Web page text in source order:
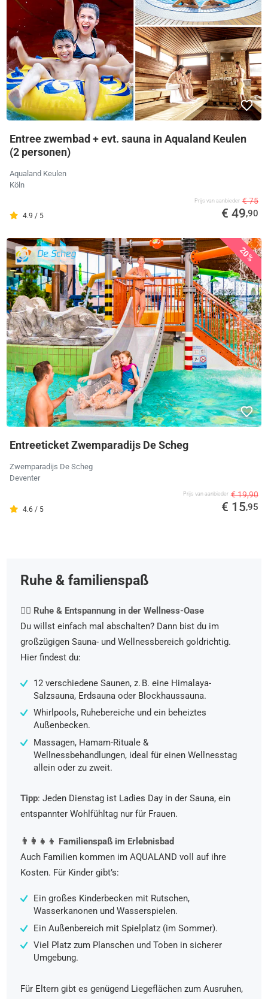
Entree zwembad + evt. sauna in Aqualand Keulen
(2 personen)
Aqualand Keulen
Köln
4.9 / 5
Prijs van aanbieder € 75
€ 49,90
20%
Entreeticket Zwemparadijs De Scheg
Zwemparadijs De Scheg
Deventer
4.6 / 5
Prijs van aanbieder € 19,90
€ 15,95
Ruhe & familienspaß
🧖‍♀️ Ruhe & Entspannung in der Wellness-Oase
Du willst einfach mal abschalten? Dann bist du im
großzügigen Sauna- und Wellnessbereich goldrichtig.
Hier findest du:
12 verschiedene Saunen, z. B. eine Himalaya-
Salzsauna, Erdsauna oder Blockhaussauna.
Whirlpools, Ruhebereiche und ein beheiztes
Außenbecken.
Massagen, Hamam-Rituale &
Wellnessbehandlungen, ideal für einen Wellnesstag
allein oder zu zweit.
Tipp: Jeden Dienstag ist Ladies Day in der Sauna, ein
entspannter Wohlfühltag nur für Frauen.
👨‍👩‍👧‍👦 Familienspaß im Erlebnisbad
Auch Familien kommen im AQUALAND voll auf ihre
Kosten. Für Kinder gibt’s:
Ein großes Kinderbecken mit Rutschen,
Wasserkanonen und Wasserspielen.
Ein Außenbereich mit Spielplatz (im Sommer).
Viel Platz zum Planschen und Toben in sicherer
Umgebung.
Für Eltern gibt es genügend Liegeflächen zum Ausruhen,